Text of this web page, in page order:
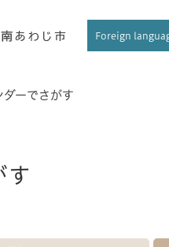
Foreign
ダーでさがす
す